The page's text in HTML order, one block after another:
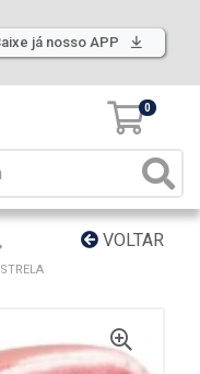
já nosso APP
0
VOLTAR